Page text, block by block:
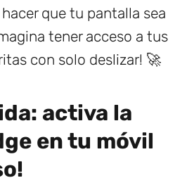
que tu pantalla sea
tener acceso a tus
con solo deslizar! 🚀
activa la
en tu móvil